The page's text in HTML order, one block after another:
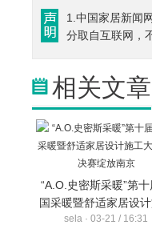
1.中国家居新闻
分取自互联网，
相关文章
“A.O.史密斯采暖”第十
国采暖暨舒适家居设
大赛 总决赛绽放南京
sela · 03-21 / 16:31